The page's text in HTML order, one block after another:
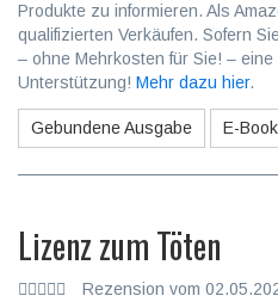
Produkte zu informieren. Als
qualifizierten Verkäufen. Sofern
– ohne Mehrkosten für Sie! –
Unterstützung! Mehr dazu hier.
Gebundene Ausgabe E-Book
Lizenz zum Töten
Rezension vom